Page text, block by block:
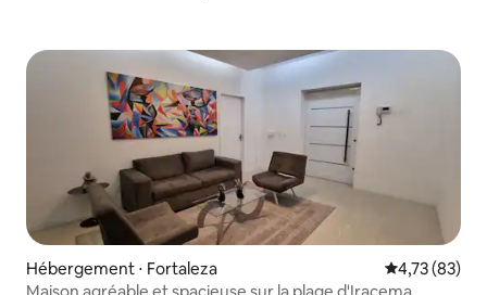
Hébergement ⋅ Fortaleza Évaluation
4,73 (83)